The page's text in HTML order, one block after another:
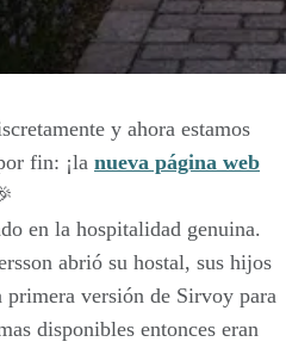
y ahora estamos
fin: ¡la nueva página web
en la hospitalidad genuina.
abrió su hostal, sus hijos
versión de Sirvoy para
disponibles entonces eran